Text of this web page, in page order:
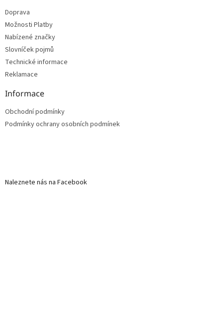
Doprava
Možnosti Platby
Nabízené značky
Slovníček pojmů
Technické informace
Reklamace
Informace
Obchodní podmínky
Podmínky ochrany osobních podmínek
Naleznete nás na Facebook